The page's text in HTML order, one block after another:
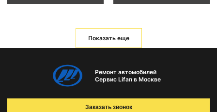
Показать еще
Ремонт автомобилей
Сервис Lifan в Москве
Заказать звонок